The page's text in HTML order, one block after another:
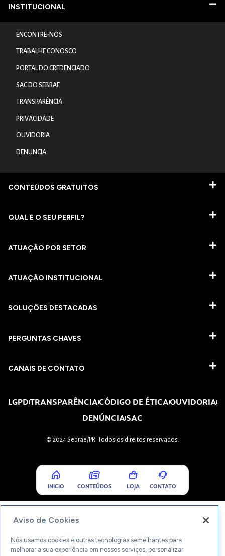
INSTITUCIONAL
ENCONTRE-NOS
TRABALHE CONOSCO
PORTAL DO CREDENCIADO
SAC DO SEBRAE
TRANSPARÊNCIA
PRIVACIDADE
OUVIDORIA
DENUNCIA
CONTEÚDOS GRATUITOS
QUAL É O SEU PERFIL?
ATUAÇÃO POR SETOR
ATUAÇÃO INSTITUCIONAL
SOLUÇÕES DESTACADAS
PERGUNTAS CHAVES​
CANAIS DE CONTATO
LGPDTRANSPARÊNCIACÓDIGO DE ÉTICAOUVIDORIA
DENÚNCIASAC
© 2024 Sebrae/PR. Todos os direitos reservados.
INICIO CONTEÚDOS LOJA CONTATO
Aviso de Cookies
Nós usamos cookies e outras tecnologias semelhantes para
melhorar a sua experiência em nossos serviços, personalizar